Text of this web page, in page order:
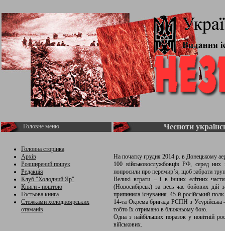
Головне меню
Головна сторінка
Архів
Розширений пошук
Редакція
Клуб "Холодний Яр"
Книги - поштою
Гостьова книга
Стежками холодноярських
отаманів
Чесноти
На початку грудня 2014 р. в Донецькому
100 військовослужбовців РФ, серед них
попросили про перемир’я, щоб забрати
Великі втрати – і в інших елітних
(Новосибірськ) за весь час бойових дій
припинила існування. 45-й російський
14-та Окрема бригада РСПН з Усурійська
тобто їх отримано в ближньому бою.
Одна з найбільших поразок у новітній
військових.